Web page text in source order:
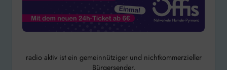
radio aktiv ist ein gemeinnütziger und nichtkommerzieller
Bürgersender.